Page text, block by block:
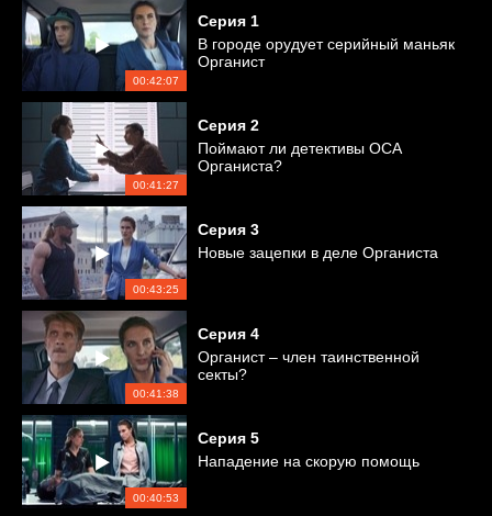
00:42:07
Серия 1
В городе орудует серийный маньяк
Органист
00:41:27
Серия 2
Поймают ли детективы ОСА
Органиста?
00:43:25
Серия 3
Новые зацепки в деле Органиста
00:41:38
Серия 4
Органист – член таинственной
секты?
00:40:53
Серия 5
Нападение на скорую помощь